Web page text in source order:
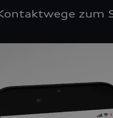
zum